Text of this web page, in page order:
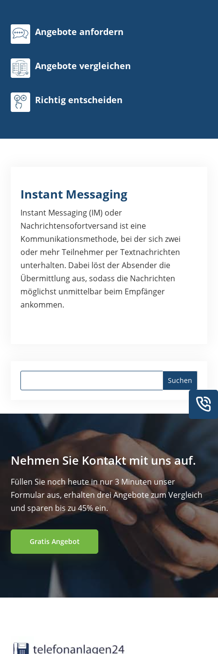
Angebote anfordern
Angebote vergleichen
Richtig entscheiden
Instant Messaging
Instant Messaging (IM) oder
Nachrichtensofortversand ist eine
Kommunikationsmethode, bei der sich zwei
oder mehr Teilnehmer per Textnachrichten
unterhalten. Dabei löst der Absender die
Übermittlung aus, sodass die Nachrichten
möglichst unmittelbar beim Empfänger
ankommen.
Nehmen Sie Kontakt mit uns auf.
Füllen Sie noch heute in nur 3 Minuten unser
Formular aus, erhalten drei Angebote zum Vergleich
und sparen bis zu 45% ein.
Gratis Angebot